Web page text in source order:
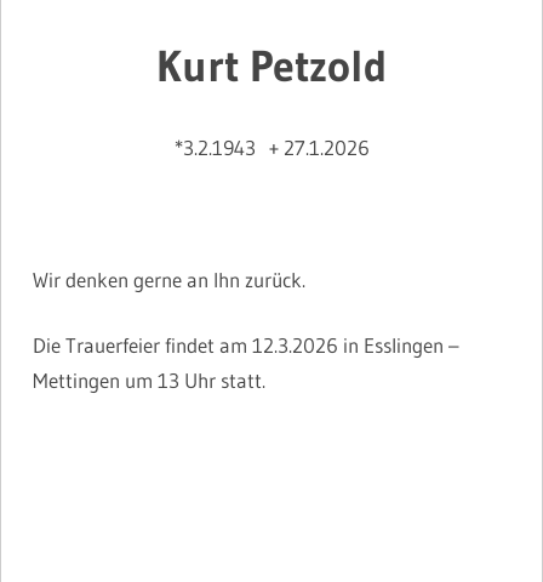
Kurt Petzold
*3.2.1943 + 27.1.2026
Wir denken gerne an Ihn zurück.
Die Trauerfeier findet am 12.3.2026 in Esslingen –
Mettingen um 13 Uhr statt.